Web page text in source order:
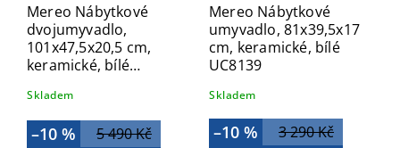
Mereo Nábytkové
dvojumyvadlo,
101x47,5x20,5 cm,
keramické, bílé
Skladem
5 490 Kč
–10 %
Mereo Nábytkové
umyvadlo, 81x39,5x17
cm, keramické, bílé
UC8139
Skladem
3 290 Kč
–10 %